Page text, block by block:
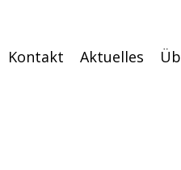
Kontakt Aktuelles